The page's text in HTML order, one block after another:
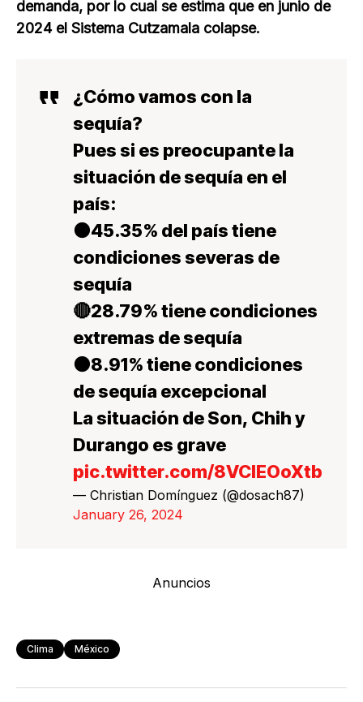
demanda, por lo cual se estima que en junio de
2024 el Sistema Cutzamala colapse.
¿Cómo vamos con la
sequía?
Pues si es preocupante la
situación de sequía en el
país:
🟠45.35% del país tiene
condiciones severas de
sequía
🔴28.79% tiene condiciones
extremas de sequía
🟤8.91% tiene condiciones
de sequía excepcional
La situación de Son, Chih y
Durango es grave
pic.twitter.com/8VClEOoXtb
— Christian Domínguez (@dosach87)
January 26, 2024
Anuncios
Clima México